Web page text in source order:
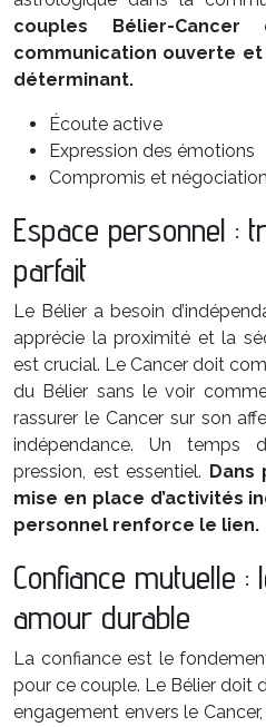
couples Bélier-
communication ouverte
déterminant.
Écoute active
Expression des émotions
Compromis et négociation
Espace personnel :
parfait
Le Bélier a besoin
apprécie la proximité et la
est crucial. Le Cancer doit
du Bélier sans le voir
rassurer le Cancer sur son
indépendance. Un temps
pression, est essentiel. Dans
mise en place d’activités
personnel renforce le lien.
Confiance mutuelle :
amour durable
La confiance est le
pour ce couple. Le Bélier doit
engagement envers le